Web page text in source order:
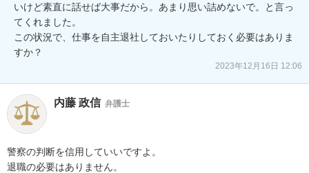
いけど素直に話せば大事だから。あまり思い詰めないで。と言っ
てくれました。
この状況で、仕事を自主退社しておいたりしておく必要はありま
すか？
2023年12月16日 12:06
内藤 政信 弁護士
警察の判断を信用していいですよ。
退職の必要はありません。